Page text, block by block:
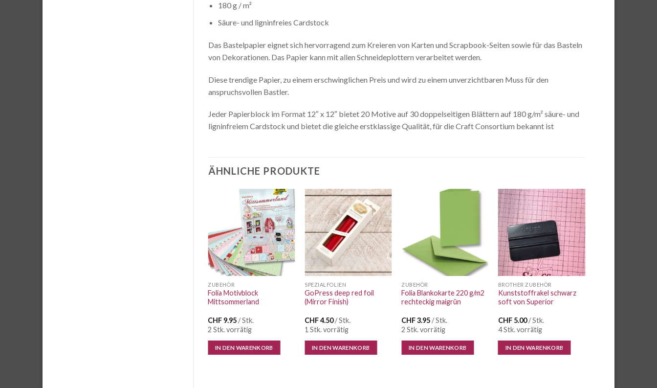
180 g / m²
Säure- und ligninfreies Cardstock
Das Bastelpapier eignet sich hervorragend zum Kreieren von Karten und Scrapbook-Seiten sowie für das Basteln
von Dekorationen. Das Papier kann mit allen Schneideplottern verarbeitet werden.
Diese trendige Papier, zu einem erschwinglichen Preis und wird zu einem unverzichtbaren Muss für den
anspruchsvollen Bastler.
Jeder Papierblock im Format 12″ x 12″ bietet 20 Motive auf 30 doppelseitigen Blättern auf 180 g/m² säure- und
ligninfreiem Cardstock und bietet die gleiche erstklassige Qualität, für die Craft Consortium bekannt ist
ÄHNLICHE PRODUKTE
Auf die
Wunschliste
ZUBEHÖR
Folia Motivblock
Mittsommerland
CHF 9.95/ Stk.
2 Stk. vorrätig
IN DEN WARENKORB
Auf die
Wunschliste
SPEZIALFOLIEN
GoPress deep red foil
(Mirror Finish)
CHF4.50/ Stk.
1 Stk. vorrätig
IN DEN WARENKORB
ZUBEHÖR
Folia Blankokarte 220 g/m2
rechteckig maigrün
CHF3.95/ Stk.
2 Stk. vorrätig
IN DEN WARENKORB
Auf die
Wunschliste
BROTHER ZUBEHÖR
Kunststoffrakel schwarz
soft von Superior
CHF5.00/ Stk.
4 Stk. vorrätig
IN DEN WARENKORB